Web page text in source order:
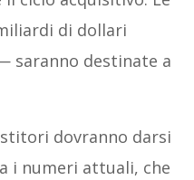
di dollari
saranno destinate a
dovranno darsi
i numeri attuali, che